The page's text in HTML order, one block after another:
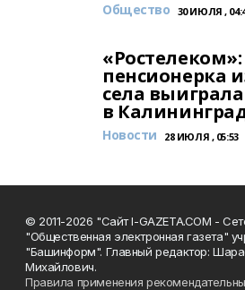
Общество 30 ИЮЛЯ ,
пенсионерка
села
в
Новости 28 ИЮЛЯ , 05:53
© 2011-2026 "Сайт I-GAZETA.COM -
"Общественная электронная газета"
"Башинформ". Главный редактор:
Михайлович.
Правила применения